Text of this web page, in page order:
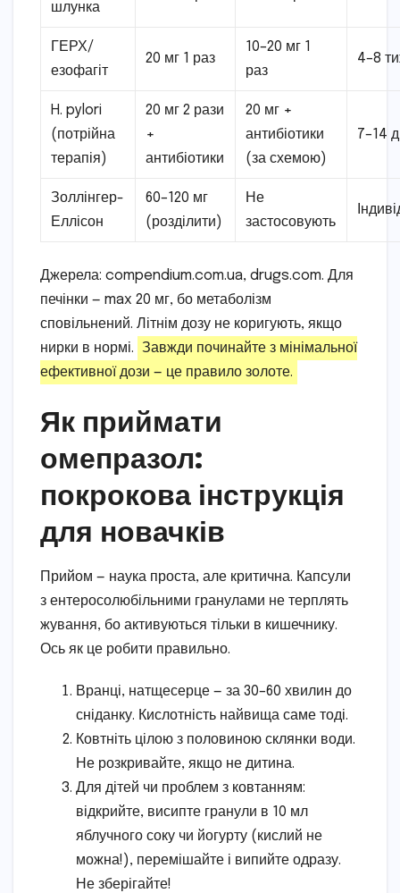
шлунка
ГЕРХ/
езофагіт
20 мг 1 раз
10–20 мг 1
раз
4–8
H. pylori
(потрійна
терапія)
20 мг 2 рази
+
антибіотики
20 мг +
антибіотики
(за схемою)
7–14
Золлінгер-
Еллісон
60–120 мг
(розділити)
Не
застосовують
Джерела: compendium.com.ua, drugs.com. Для
печінки — max 20 мг, бо метаболізм
сповільнений. Літнім дозу не коригують, якщо
нирки в нормі. Завжди починайте з мінімальної
ефективної дози — це правило золоте.
Як приймати
омепразол:
покрокова інструкція
для новачків
Прийом — наука проста, але критична. Капсули
з ентеросолюбільними гранулами не терплять
жування, бо активуються тільки в кишечнику.
Ось як це робити правильно.
Вранці, натщесерце — за 30–60 хвилин до
сніданку. Кислотність найвища саме тоді.
Ковтніть цілою з половиною склянки води.
Не розкривайте, якщо не дитина.
Для дітей чи проблем з ковтанням:
відкрийте, висипте гранули в 10 мл
яблучного соку чи йогурту (кислий не
можна!), перемішайте і випийте одразу.
Не зберігайте!